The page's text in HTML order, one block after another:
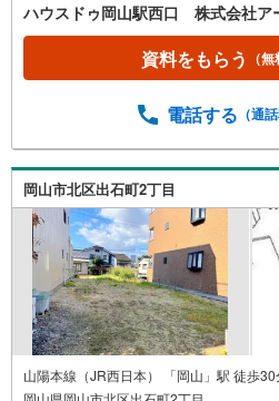
ハウスドゥ岡山駅西口 株式会社ア
資料をもらう （無
電話する （通
岡山市北区出石町2丁目
山陽本線（JR西日本） 「岡山」駅 徒歩30